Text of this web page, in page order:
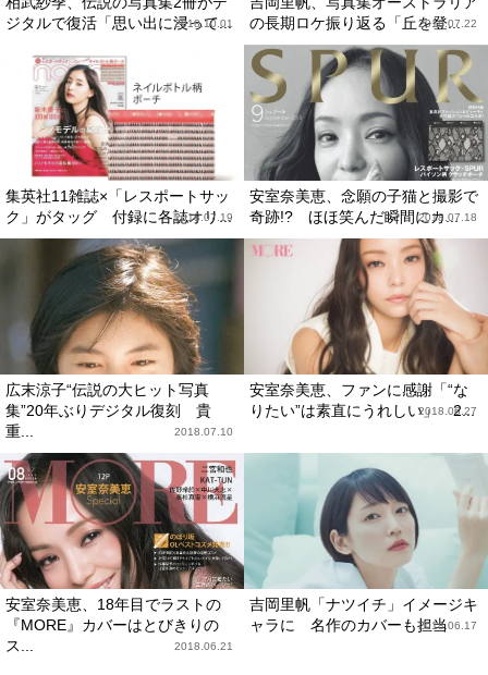
ジタルで復活「思い出に浸って...
2018.10.01
の長期ロケ振り返る「丘を登...
2018.07.22
集英社11雑誌×「レスポートサッ
ク」がタッグ 付録に各誌オリ...
2018.07.19
安室奈美恵、念願の子猫と撮影で
奇跡!? ほほ笑んだ瞬間にカ...
2018.07.18
広末涼子“伝説の大ヒット写真
集”20年ぶりデジタル復刻 貴
重...
2018.07.10
安室奈美恵、ファンに感謝「“な
りたい”は素直にうれしい」 2...
2018.06.27
安室奈美恵、18年目でラストの
『MORE』カバーはとびきりの
ス...
2018.06.21
吉岡里帆「ナツイチ」イメージキ
ャラに 名作のカバーも担当2018.06.17